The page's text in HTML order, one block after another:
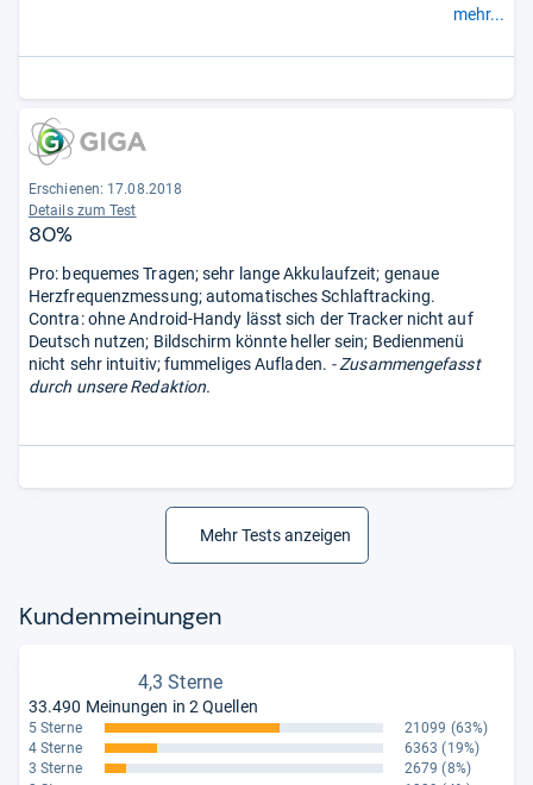
Individualisierungsmöglichkeiten; kein Schlaftracking tagsüber
mehr...
Erschienen: 17.08.2018
Details zum Test
80%
Pro: bequemes Tragen; sehr lange Akkulaufzeit; genaue
Herzfrequenzmessung; automatisches Schlaftracking.
Contra: ohne Android-Handy lässt sich der Tracker nicht auf
Deutsch nutzen; Bildschirm könnte heller sein; Bedienmenü
nicht sehr intuitiv; fummeliges Aufladen. - Zusammengefasst
durch unsere Redaktion.
Mehr Tests anzeigen
Kun­den­mei­nun­gen
4,3 Sterne
33.490 Meinungen in 2 Quellen
5 Sterne 21099 (63%)
4 Sterne
6363 (19%)
3 Sterne
2679 (8%)